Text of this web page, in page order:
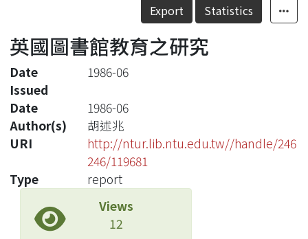
Statistics
Export Statistics
英國圖書館教育之研究
Date
Issued
1986-06
Date
1986-06
Author(s)
胡述兆
URI
http://ntur.lib.ntu.edu.tw//handle/246
246/119681
Type
report
Views
12